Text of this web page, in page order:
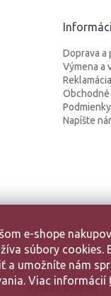
e-shope
súbory cookies.
a umožníte nám
Viac informácií
Doprava a
Výmena a
Reklamácia
Napíšte
Vytvoril Shoptet